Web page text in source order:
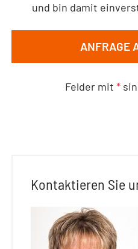
und bin damit
ANFRAGE
Felder mit *
Kontaktieren Sie